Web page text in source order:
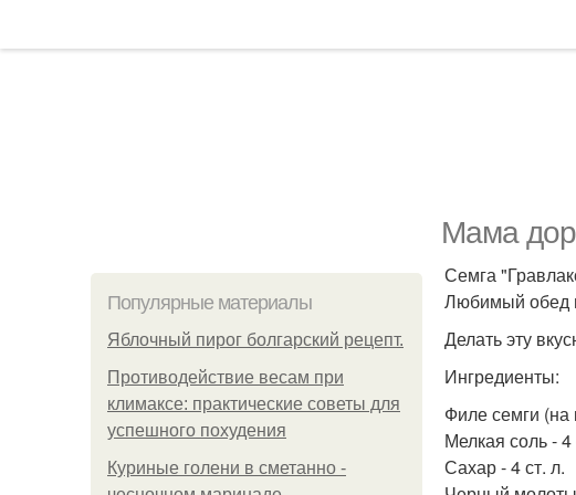
Мама
Популярные материалы
Яблочный пирог болгарский рецепт.
Противодействие весам при
климаксе: практические советы для
успешного похудения
Куриные голени в сметанно -
Семга
Любимый обед
Делать эту
Ингредиенты:
Филе семги (на
Мелкая соль - 4
Сахар - 4 ст. л.